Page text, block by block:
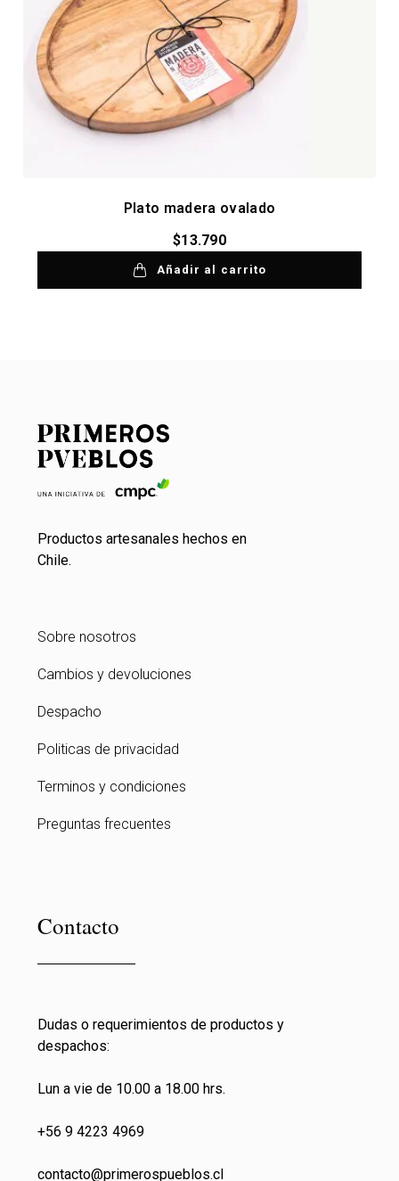
Plato madera ovalado
$13.790
Añadir al carrito
Productos artesanales hechos en
Chile.
Sobre nosotros
Cambios y devoluciones
Despacho
Politicas de privacidad
Terminos y condiciones
Preguntas frecuentes
Contacto
Dudas o requerimientos de productos y
despachos:
Lun a vie de 10.00 a 18.00 hrs.
+56 9 4223 4969
contacto@primerospueblos.cl